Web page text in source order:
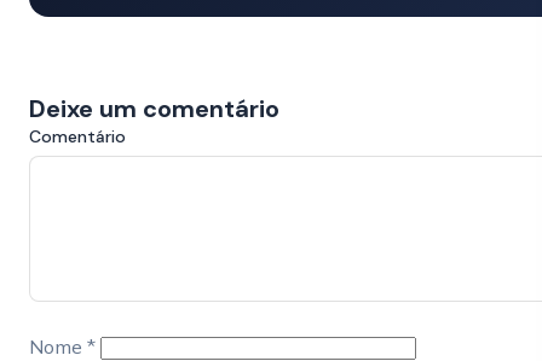
Deixe um comentário
Comentário
Nome *